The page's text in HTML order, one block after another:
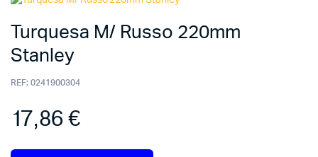
Turquesa M/ Russo 220mm
Stanley
REF: 0241900304
17,86€